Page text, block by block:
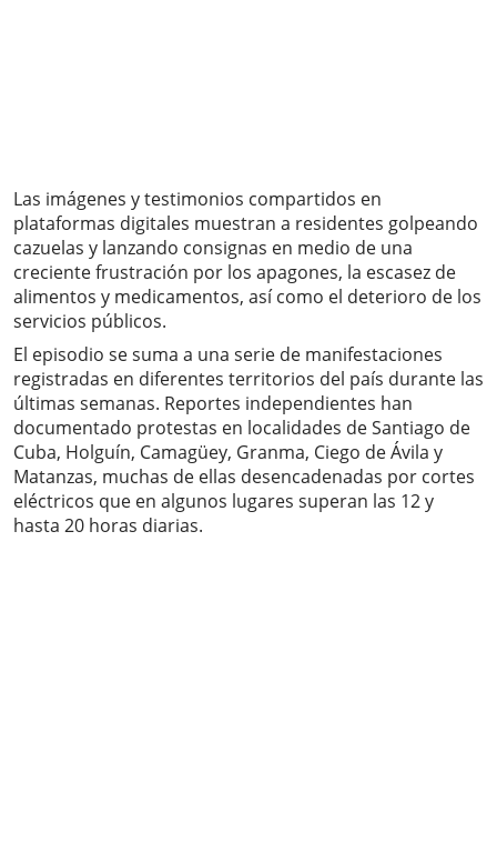
Las imágenes y testimonios compartidos en
plataformas digitales muestran a residentes golpeando
cazuelas y lanzando consignas en medio de una
creciente frustración por los apagones, la escasez de
alimentos y medicamentos, así como el deterioro de los
servicios públicos.
El episodio se suma a una serie de manifestaciones
registradas en diferentes territorios del país durante las
últimas semanas. Reportes independientes han
documentado protestas en localidades de Santiago de
Cuba, Holguín, Camagüey, Granma, Ciego de Ávila y
Matanzas, muchas de ellas desencadenadas por cortes
eléctricos que en algunos lugares superan las 12 y
hasta 20 horas diarias.